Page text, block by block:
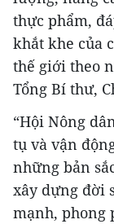
thực phẩm,
khắt khe của
thế giới theo
Tổng Bí thư,
“Hội Nông
tụ và vận
những bản
xây dựng đời
mạnh, phong